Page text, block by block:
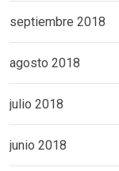
septiembre 2018
agosto 2018
julio 2018
junio 2018